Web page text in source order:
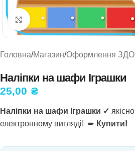
Натисніть, щоб збільшити
Головна/Магазин/Оформлення ЗДО
Наліпки на шафи Іграшки
25,00 ₴
Наліпки на шафи Іграшки ✓ якісно
електронному вигляді! ➨ Купити!